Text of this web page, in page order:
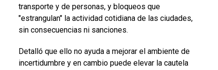
transporte y de personas, y bloqueos que
"estrangulan" la actividad cotidiana de las ciudades,
sin consecuencias ni sanciones.
Detalló que ello no ayuda a mejorar el ambiente de
incertidumbre y en cambio puede elevar la cautela